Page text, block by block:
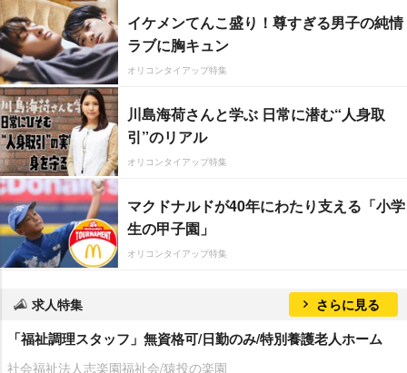
イケメンてんこ盛り！尊すぎる男子の純情
ラブに胸キュン
オリコンタイアップ特集
川島海荷さんと学ぶ 日常に潜む“人身取
引”のリアル
オリコンタイアップ特集
マクドナルドが40年にわたり支える「小学
生の甲子園」
オリコンタイアップ特集
求人特集 さらに見る
「福祉調理スタッフ」無資格可/日勤のみ/特別養護老人ホーム
社会福祉法人志楽園福祉会/猿投の楽園